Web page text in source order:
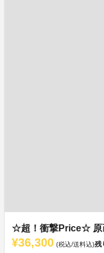
☆超！衝撃Price☆ 原
¥36,300 (税込/送料込)残